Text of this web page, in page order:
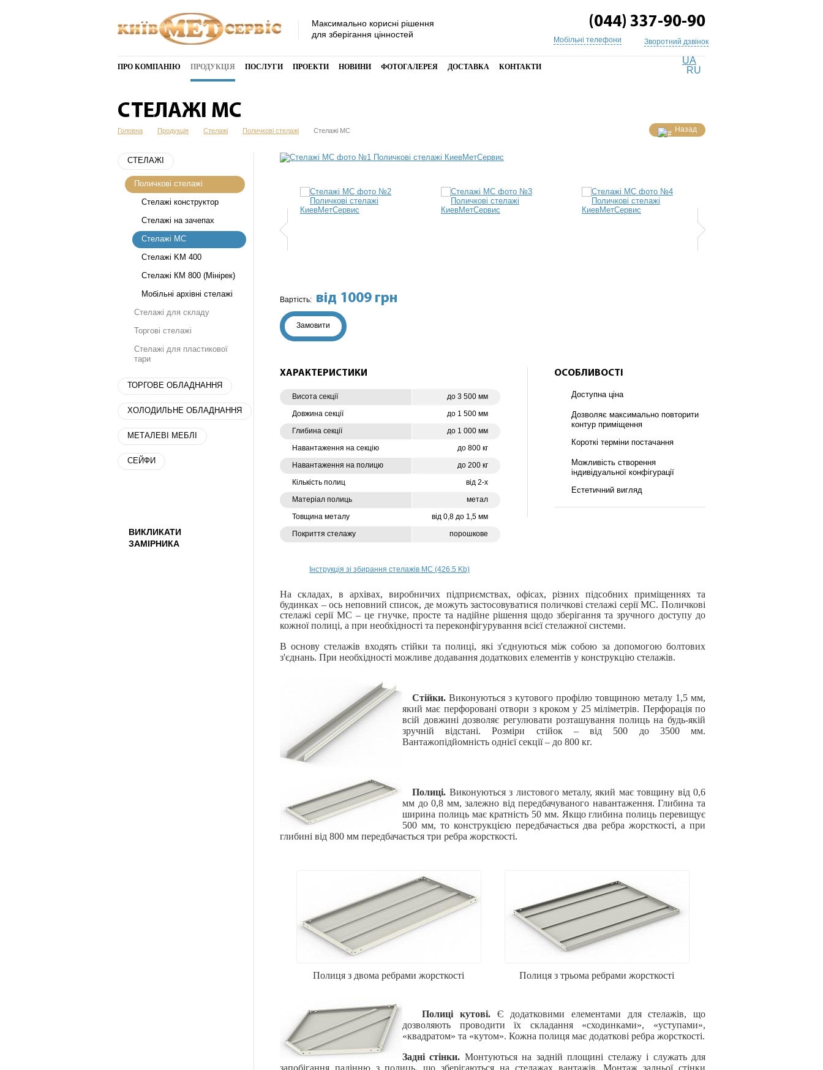
Максимально корисні рішення
для зберігання цінностей
(044) 337-90-90
Мобільні телефони Зворотний дзвінок
ПРО КОМПАНІЮ ПРОДУКЦІЯ ПОСЛУГИ ПРОЕКТИ НОВИНИ ФОТОГАЛЕРЕЯ ДОСТАВКА КОНТАКТИ
UA
RU
Назад
СТЕЛАЖІ МС
Головна Продукція Стелажі Поличкові стелажі Стелажі МС
СТЕЛАЖІ
Поличкові стелажі
Стелажі конструктор
Стелажі на зачепах
Стелажі МС
Стелажі KM 400
Стелажі КМ 800 (Мінірек)
Мобільні архівні стелажі
Стелажі для складу
Торгові стелажі
Стелажі для пластикової
тари
ТОРГОВЕ ОБЛАДНАННЯ
ХОЛОДИЛЬНЕ ОБЛАДНАННЯ
МЕТАЛЕВІ МЕБЛІ
СЕЙФИ
ВИКЛИКАТИ
ЗАМІРНИКА
Вартість: від 1009 грн
Замовити
ХАРАКТЕРИСТИКИ
Висота секції
до 3 500 мм
Довжина секції
до 1 500 мм
Глибина секції
до 1 000 мм
Навантаження на секцію
до 800 кг
Навантаження на полицю
до 200 кг
Кількість полиц
від 2-х
Матеріал полиць
метал
Товщина металу
від 0,8 до 1,5 мм
Покриття стелажу
порошкове
Інструкція зі збирання стелажів МС (426.5 Kb)
ОСОБЛИВОСТІ
Доступна ціна
Дозволяє максимально повторити
контур приміщення
Короткі терміни постачання
Можливість створення
індивідуальної конфігурації
Естетичний вигляд
На складах, в архівах, виробничих підприємствах, офісах, різних підсобних приміщеннях та
будинках – ось неповний список, де можуть застосовуватися поличкові стелажі серії МС. Поличкові
стелажі серії МС – це гнучке, просте та надійне рішення щодо зберігання та зручного доступу до
кожної полиці, а при необхідності та переконфігурування всієї стелажної системи.
В основу стелажів входять стійки та полиці, які з'єднуються між собою за допомогою болтових
з'єднань. При необхідності можливе додавання додаткових елементів у конструкцію стелажів.
Стійки.Виконуються з кутового профілю товщиною металу 1,5 мм,
який має перфоровані отвори з кроком у 25 міліметрів. Перфорація по
всій довжині дозволяє регулювати розташування полиць на будь-якій
зручній відстані. Розміри стійок – від 500 до 3500 мм.
Вантажопідйомність однієї секції – до 800 кг.
Полиці. Виконуються з листового металу, який має товщину від 0,6
мм до 0,8 мм, залежно від передбачуваного навантаження. Глибина та
ширина полиць має кратність 50 мм. Якщо глибина полиць перевищує
500 мм, то конструкцією передбачається два ребра жорсткості, а при
глибині від 800 мм передбачається три ребра жорсткості.
Полиця з двома ребрами жорсткості Полиця з трьома ребрами жорсткості
Полиці кутові. Є додатковими елементами для стелажів, що
дозволяють проводити їх складання «сходинками», «уступами»,
«квадратом» та «кутом». Кожна полиця має додаткові ребра жорсткості.
Задні стінки. Монтуються на задній площині стелажу і служать для
запобігання падінню з полиць, що зберігаються на стелажах вантажів. Монтаж задньої стінки